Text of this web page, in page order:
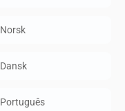
Norsk
Dansk
Português